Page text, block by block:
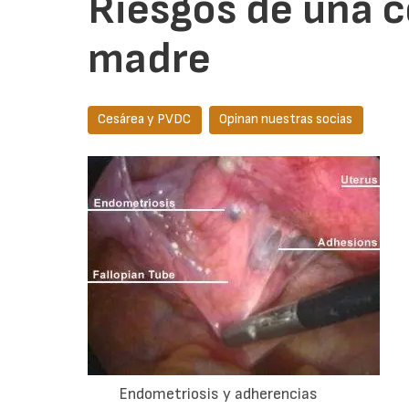
madre
Cesárea y PVDC Opinan nuestras socias
Endometriosis y adherencias